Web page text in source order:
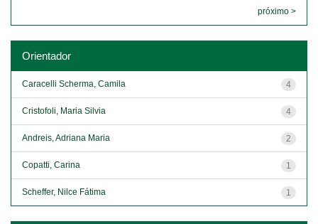
próximo >
Orientador
4
Caracelli Scherma, Camila
4
Cristofoli, Maria Silvia
2
Andreis, Adriana Maria
1
Copatti, Carina
1
Scheffer, Nilce Fátima